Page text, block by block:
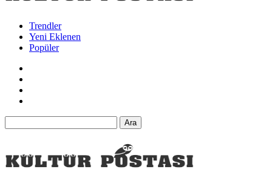
Trendler
Yeni Eklenen
Popüler
Ara